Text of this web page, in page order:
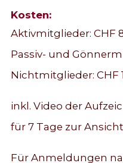
Kosten:
Aktivmitglieder: CHF
Passiv- und
Nichtmitglieder: CHF
inkl. Video der
für 7 Tage zur Ansicht
Für Anmeldungen